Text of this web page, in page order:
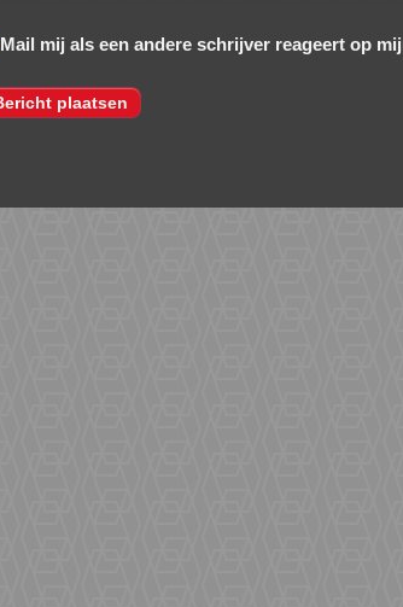
Mail mij als een andere schrijver reageert op